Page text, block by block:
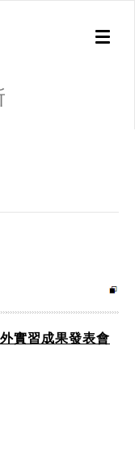
Toggle
實習成果發表會